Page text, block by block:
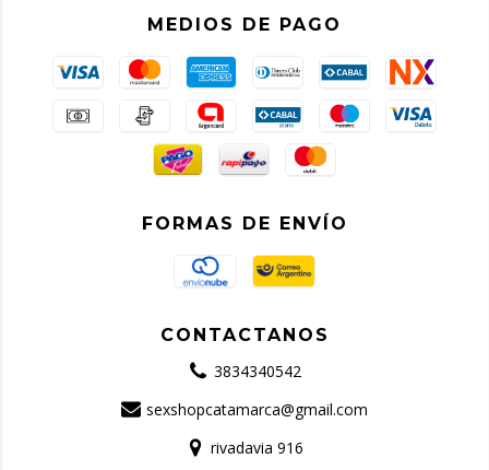
MEDIOS DE PAGO
FORMAS DE ENVÍO
CONTACTANOS
3834340542
sexshopcatamarca@gmail.com
rivadavia 916